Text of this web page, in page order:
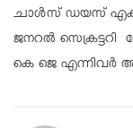
ചാൾസ് ഡയസ്
ജനറൽ സെക്രട്ടറി
കെ ജെ എന്നിവർ